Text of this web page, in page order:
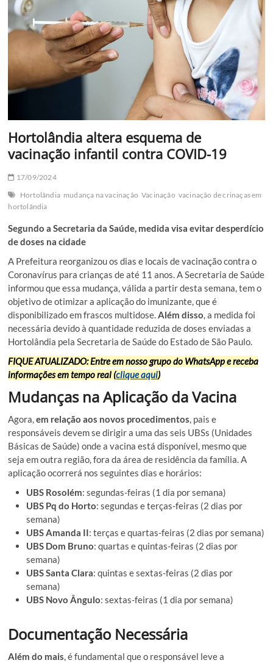
Hortolândia altera esquema de
vacinação infantil contra COVID-19
17/09/2024
Hortolândia mudança na vacinação Vacinação vacinação de crinaças em
hortolândia
Segundo a Secretaria da Saúde, medida visa evitar desperdício
de doses na cidade
A Prefeitura reorganizou os dias e locais de vacinação contra o
Coronavírus para crianças de até 11 anos. A Secretaria de Saúde
informou que essa mudança, válida a partir desta semana, tem o
objetivo de otimizar a aplicação do imunizante, que é
disponibilizado em frascos multidose.Além disso, a medida foi
necessária devido à quantidade reduzida de doses enviadas a
Hortolândia pela Secretaria de Saúde do Estado de São Paulo.
FIQUE ATUALIZADO: Entre em nosso grupo do WhatsApp e receba
informações em tempo real (clique aqui)
Mudanças na Aplicação da Vacina
Agora,em relação aos novos procedimentos, pais e
responsáveis devem se dirigir a uma das seis UBSs (Unidades
Básicas de Saúde) onde a vacina está disponível, mesmo que
seja em outra região, fora da área de residência da família. A
aplicação ocorrerá nos seguintes dias e horários:
UBS Rosolém: segundas-feiras (1 dia por semana)
UBS Pq do Horto: segundas e terças-feiras (2 dias por
semana)
UBS Amanda II: terças e quartas-feiras (2 dias por semana)
UBS Dom Bruno: quartas e quintas-feiras (2 dias por
semana)
UBS Santa Clara: quintas e sextas-feiras (2 dias por
semana)
UBS Novo Ângulo: sextas-feiras (1 dia por semana)
Documentação Necessária
Além do mais, é fundamental que o responsável leve a